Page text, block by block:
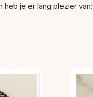
je er lang plezier van!